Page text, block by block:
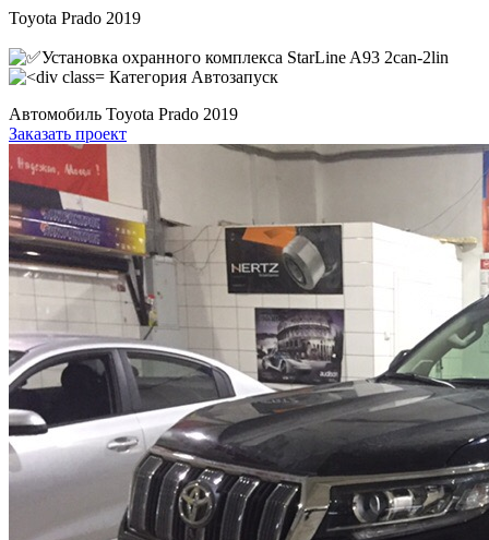
Toyota Prado 2019
Установка охранного комплекса StarLine A93 2can-2lin
Категория Автозапуск
Автомобиль Toyota Prado 2019
Заказать проект